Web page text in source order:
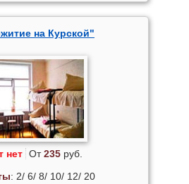
на Курской"
нет От235 руб.
: 2/ 6/ 8/ 10/ 12/ 20